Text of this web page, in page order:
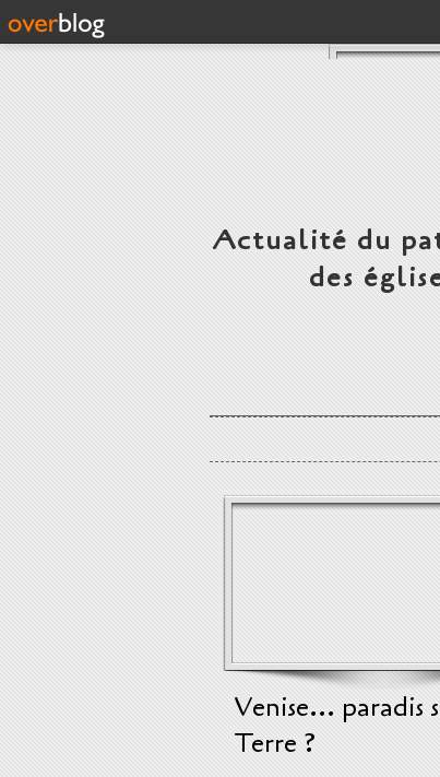
Actualité du
des
Venise... paradis
Terre ?